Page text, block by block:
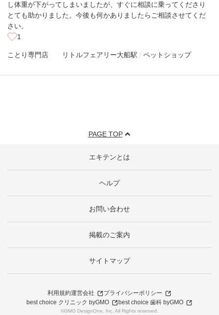
し体重が下がってしまいましたが、すぐに相談に乗ってくださり
とても助かりました。今後も何かありましたらご相談させてくだ
さい。
1
ことり専門店 リトルフェアリー大船駅 ペットショップ
PAGE TOP
エキテンとは
ヘルプ
お問い合わせ
掲載のご案内
サイトマップ
利用規約運営会社
プライバシーポリシー
best choice クリニック byGMO
best choice 歯科 byGMO
©GMO DesignOne, Inc. All Rights reserved.